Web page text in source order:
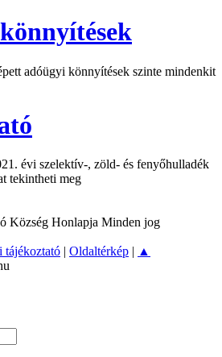
adóügyi könnyítések szinte mindenkit
évi szelektív-, zöld- és fenyőhulladék
tekintheti meg
Község Honlapja Minden jog
tájékoztató | Oldaltérkép | ▲